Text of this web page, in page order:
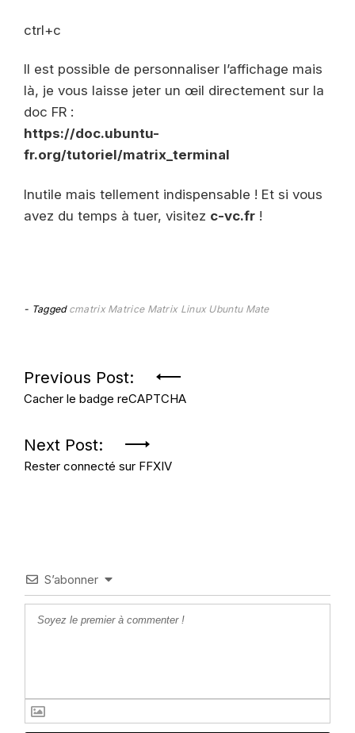
ctrl+c
Il est possible de personnaliser l’affichage mais
là, je vous laisse jeter un œil directement sur la
doc FR :
https://doc.ubuntu-
fr.org/tutoriel/matrix_terminal
Inutile mais tellement indispensable ! Et si vous
avez du temps à tuer, visitez c-vc.fr !
Tagged cmatrix Matrice Matrix Linux Ubuntu Mate
Navigation
de
l’article
Previous Post:
Cacher le badge reCAPTCHA
Next Post:
Rester connecté sur FFXIV
S’abonner